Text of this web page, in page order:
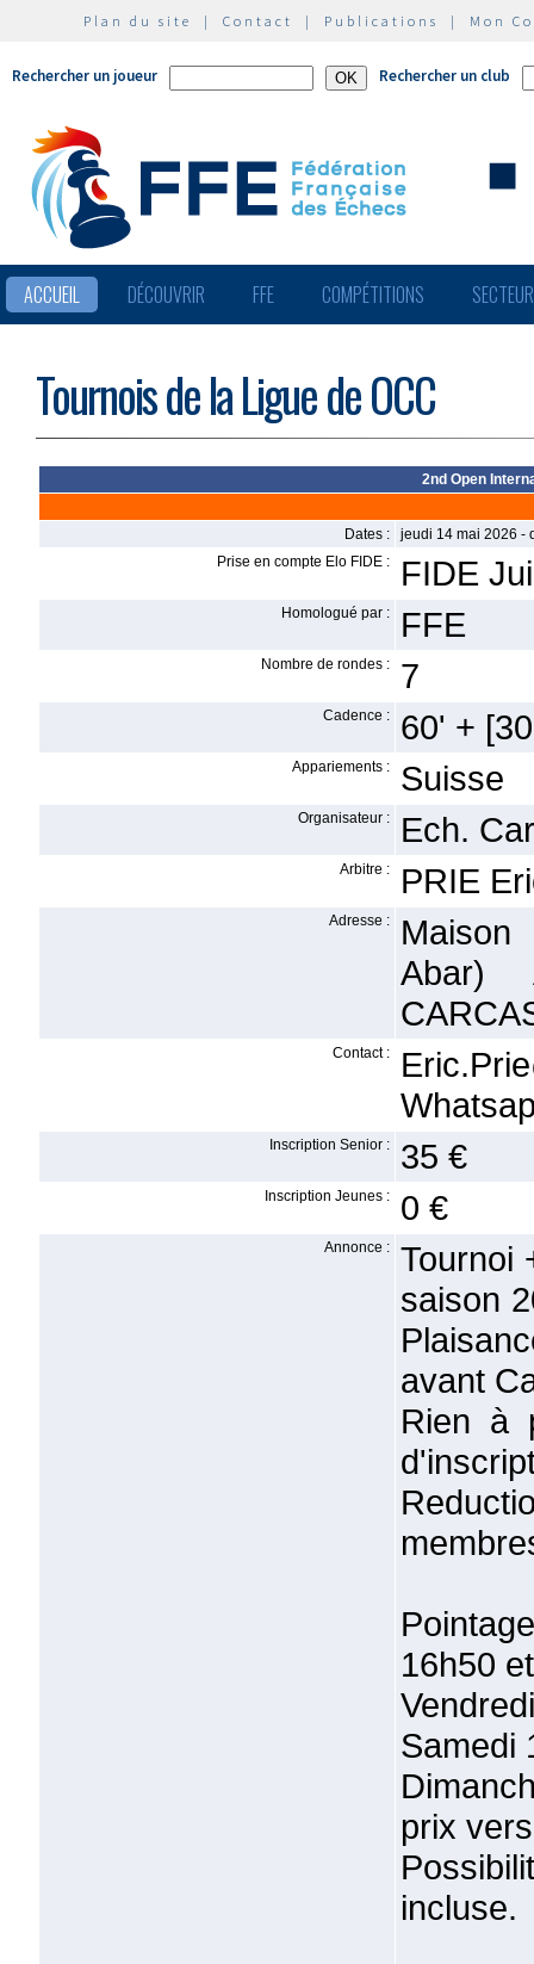
Plan du site | Contact | Publications | Mon
Rechercher un joueur Rechercher un club
ACCUEIL DÉCOUVRIR FFE COMPÉTITIONS
Tournois de la Ligue de OCC
2nd Open
Dates :
jeudi 14 mai 2026 -
Prise en compte Elo FIDE :
FIDE
Homologué par : FFE
Nombre de rondes : 7
Cadence : 60' +
Appariements : Suisse
Organisateur : Ech.
Arbitre : PRIE
Adresse :
Abar)
Contact :
Inscription Senior : 35 €
Inscription Jeunes : 0 €
Annonce :
Tournoi
saison
avant
Rien à
16h50
Samedi
prix
incluse.